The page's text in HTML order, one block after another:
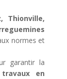
Thionville,
normes et
garantir la
en